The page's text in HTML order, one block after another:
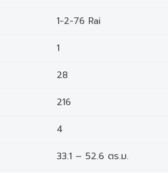
1-2-76 Rai
1
28
216
4
33.1 – 52.6 ตร.ม.